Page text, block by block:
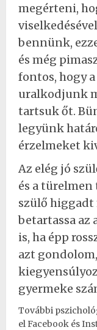
megérteni,
bennünk,
és még
fontos, hogy
uralkodjunk
tartsuk őt.
legyünk
érzelmeket
Az elég jó
és a türelmen
szülő higgadt
betartassa az
is, ha épp
azt
gyermeke
További
elFacebook és